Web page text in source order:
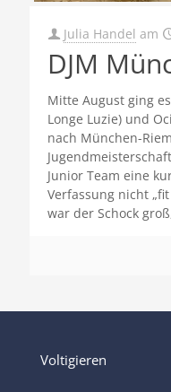
Julia Handel am
DJM
Mitte August ging
Longe Luzie) und
nach München-
Junior Team eine
Verfassung nicht
war der Schock
Voltigieren